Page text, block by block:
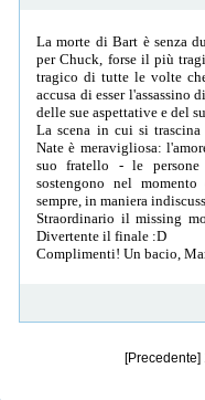
La morte di Bart è senza
per Chuck, forse il più
tragico di tutte le volte
accusa di esser l'assassino
delle sue aspettative e del
La scena in cui si
Nate è meravigliosa:
suo fratello - le
sostengono nel
sempre, in maniera
Straordinario il missing
Divertente il finale :D
Complimenti! Un bacio,
[Precedente]